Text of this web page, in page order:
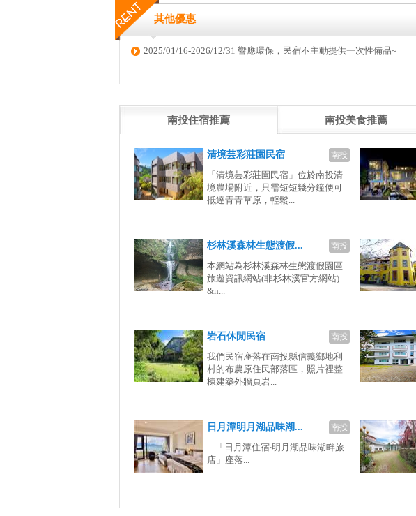
其他優惠
2025/01/16-2026/12/31 響應環保，民宿不主動提供一次性備品~
南投住宿推薦 南投美食推薦
南投
清境芸彩莊園民宿
「清境芸彩莊園民宿」位於南投清
境農場附近，只需短短幾分鐘便可
抵達青青草原，輕鬆...
南投
杉林溪森林生態渡假...
本網站為杉林溪森林生態渡假園區
旅遊資訊網站(非杉林溪官方網站)
&n...
南投
岩石休閒民宿
我們民宿座落在南投縣信義鄉地利
村的布農原住民部落區，照片裡整
棟建築外牆頁岩...
南投
日月潭明月湖品味湖...
「日月潭住宿‧明月湖品味湖畔旅
店」座落...